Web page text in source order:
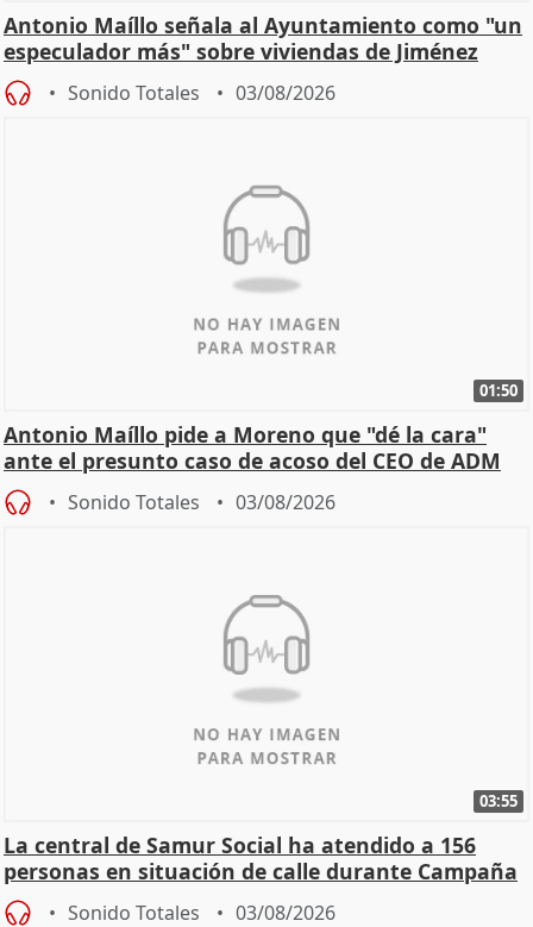
Antonio Maíllo señala al Ayuntamiento como "un
especulador más" sobre viviendas de Jiménez
Becerril
Sonido Totales 03/08/2026
01:50
Antonio Maíllo pide a Moreno que "dé la cara"
ante el presunto caso de acoso del CEO de ADM
Sonido Totales 03/08/2026
03:55
La central de Samur Social ha atendido a 156
personas en situación de calle durante Campaña
de Calor
Sonido Totales 03/08/2026